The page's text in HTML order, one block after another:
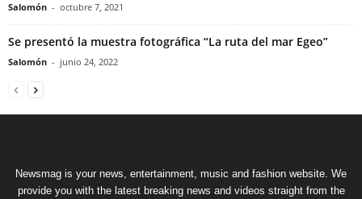
Salomón - octubre 7, 2021
Se presentó la muestra fotográfica “La ruta del mar Egeo”
Salomón - junio 24, 2022
Newsmag is your news, entertainment, music and fashion website. We
provide you with the latest breaking news and videos straight from the